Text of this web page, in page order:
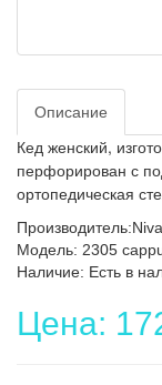
Описание
Кед женский,
перфорирован с
ортопедическая
Модель: 2305
Наличие: Есть в
Цена: